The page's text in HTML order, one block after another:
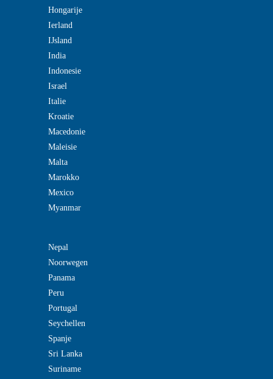
Hongarije
Ierland
IJsland
India
Indonesie
Israel
Italie
Kroatie
Macedonie
Maleisie
Malta
Marokko
Mexico
Myanmar
Nepal
Noorwegen
Panama
Peru
Portugal
Seychellen
Spanje
Sri Lanka
Suriname